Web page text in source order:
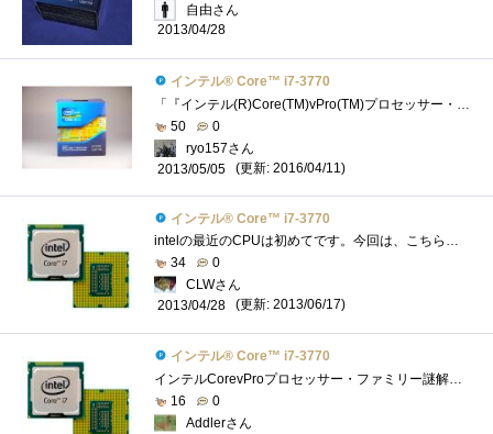
自由さん
2013/04/28
インテル® Core™ i7-3770
「『インテル(R)Core(TM)vPro(TM)プロセッサー・ファミリー』の謎を解き明かせ！」のレビュー用に頂いたCPU。LGA1155対応。 動作周波数3.4GHz、ターボ・�...
50
0
ryo157さん
2013/05/05
(更新: 2016/04/11)
インテル® Core™ i7-3770
intelの最近のCPUは初めてです。今回は、こちらのレビュー完成は必須条件では有りませんが、取りあえず組み上げたのでその動作検証の意味も含め...
34
0
CLWさん
2013/04/28
(更新: 2013/06/17)
インテル® Core™ i7-3770
インテルCorevProプロセッサー・ファミリー謎解きレビューのレビュー用CPUです。意外と大きい箱で到着 我が家の検疫隊長のチェックをうけていま�...
16
0
Addlerさん